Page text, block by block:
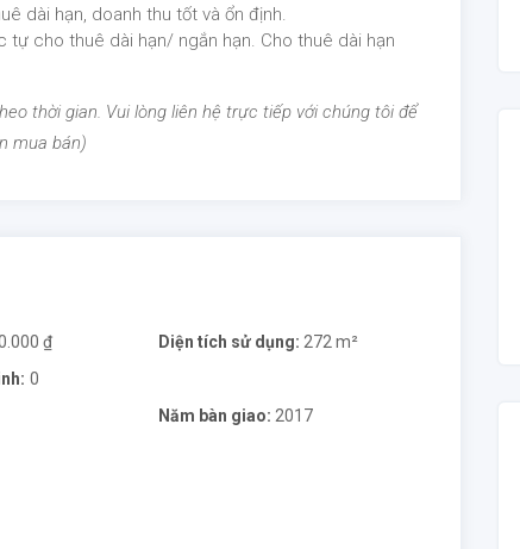
dài hạn, doanh thu tốt và ổn định.
tự cho thuê dài hạn/ ngắn hạn. Cho thuê dài hạn
thời gian. Vui lòng liên hệ trực tiếp với chúng tôi để
mua bán)
₫ Diện tích sử dụng: 272 m²
0
Năm bàn giao: 2017